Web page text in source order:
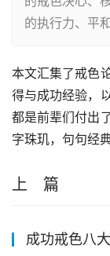
的执行力、平
本文汇集了戒色
得与成功经验，
都是前辈们付出
字珠玑，句句经
上 篇
成功戒色八